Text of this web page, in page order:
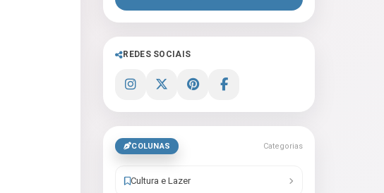
REDES SOCIAIS
COLUNAS Categorias
Cultura e Lazer